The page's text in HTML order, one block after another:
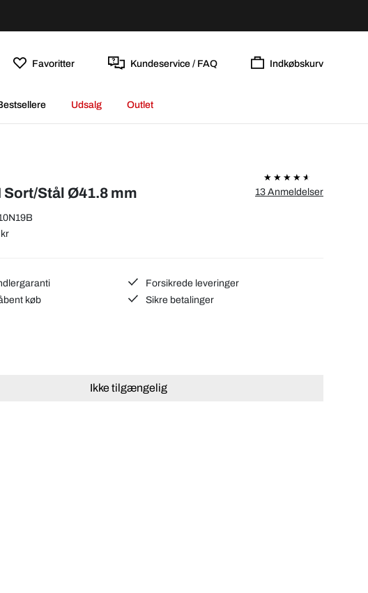
Favoritter Kundeservice / FAQ Indkøbskurv
Udsalg Outlet
Sort/Stål Ø41.8 mm
13 Anmeldelser
Forsikrede leveringer
køb
Sikre betalinger
Ikke tilgængelig